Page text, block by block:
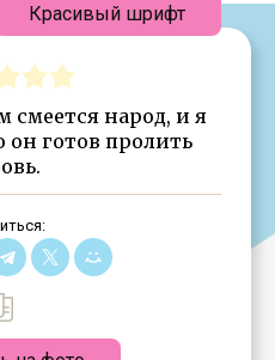
смеется народ, и я
он готов пролить
Красивый шрифт